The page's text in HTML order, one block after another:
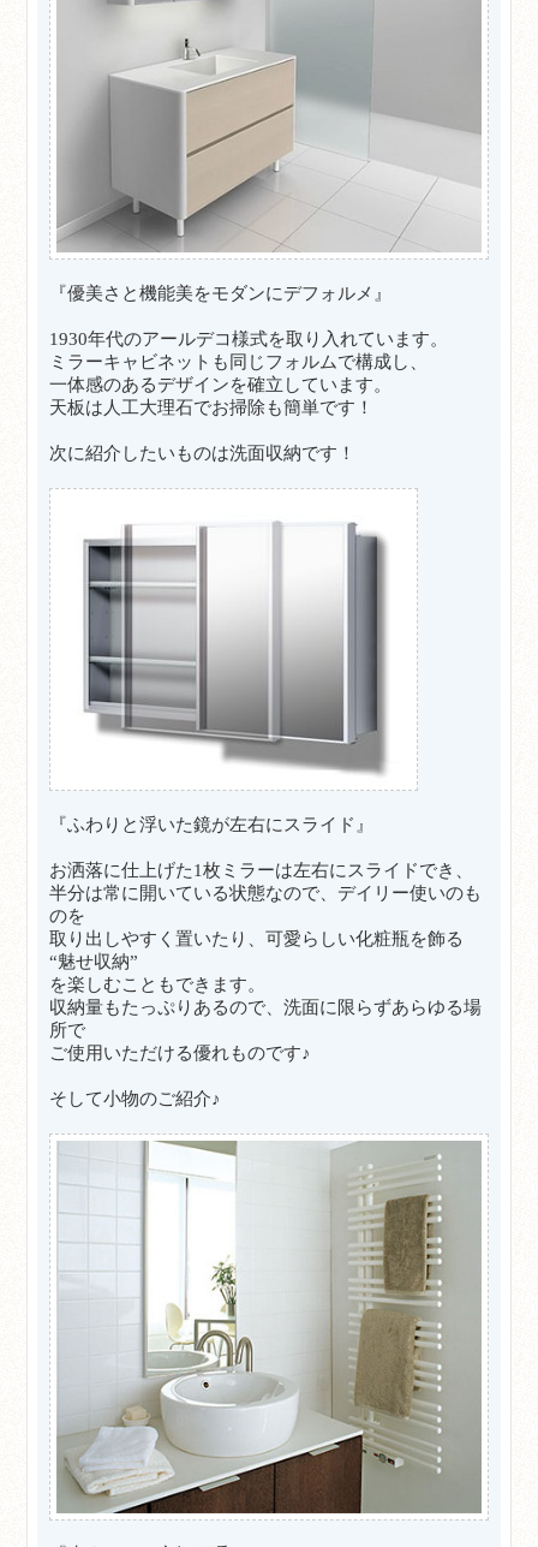
『優美さと機能美をモダンにデフォルメ』
1930年代のアールデコ様式を取り入れています。
ミラーキャビネットも同じフォルムで構成し、
一体感のあるデザインを確立しています。
天板は人工大理石でお掃除も簡単です！
次に紹介したいものは洗面収納です！
『ふわりと浮いた鏡が左右にスライド』
お洒落に仕上げた1枚ミラーは左右にスライドでき、
半分は常に開いている状態なので、デイリー使いのも
のを
取り出しやすく置いたり、可愛らしい化粧瓶を飾る
“魅せ収納”
を楽しむこともできます。
収納量もたっぷりあるので、洗面に限らずあらゆる場
所で
ご使用いただける優れものです♪
そして小物のご紹介♪